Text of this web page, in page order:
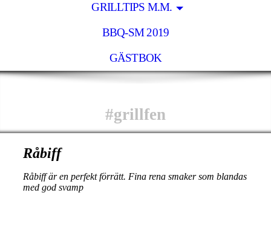
GRILLTIPS M.M.
BBQ-SM 2019
GÄSTBOK
#grillfen
Råbiff
Råbiff är en perfekt förrätt. Fina rena smaker som blandas
med god svamp